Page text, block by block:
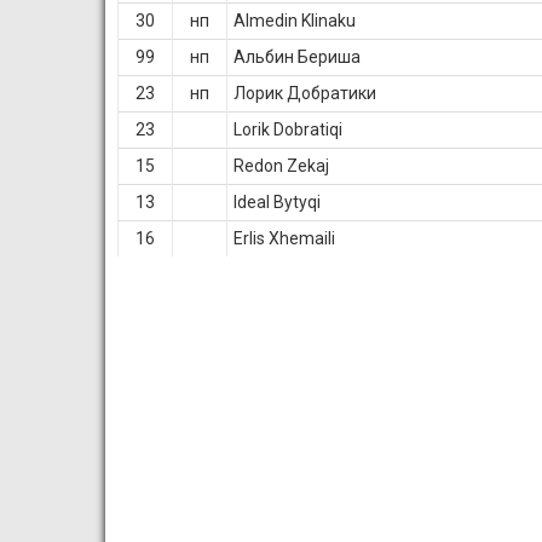
30
нп Almedin Klinaku
99
нп Альбин Бериша
23
нп Лорик Добратики
23
Lorik Dobratiqi
15
Redon Zekaj
13
Ideal Bytyqi
16
Erlis Xhemaili